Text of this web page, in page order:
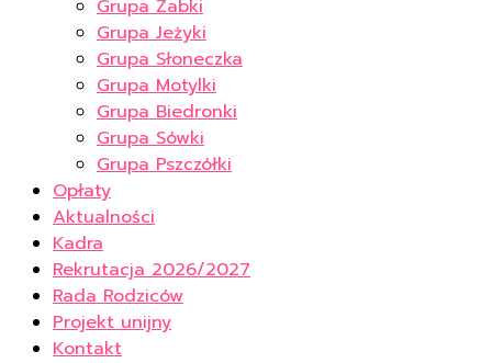
Grupa Żabki
Grupa Jeżyki
Grupa Słoneczka
Grupa Motylki
Grupa Biedronki
Grupa Sówki
Grupa Pszczółki
Opłaty
Aktualności
Kadra
Rekrutacja 2026/2027
Rada Rodziców
Projekt unijny
Kontakt